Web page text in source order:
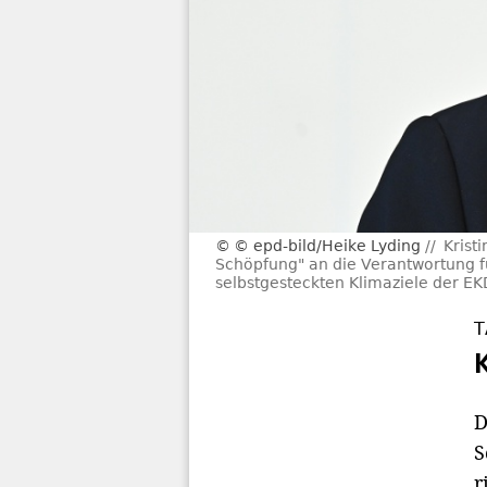
© epd-bild/Heike Lyding
Schöpfung" an die Verantwortung
selbstgesteckten Klimaziele der